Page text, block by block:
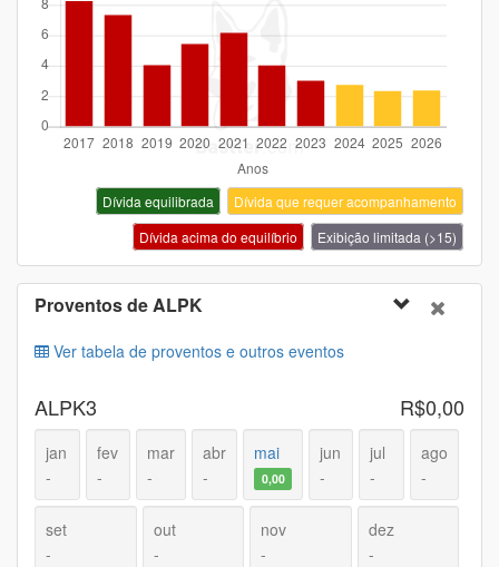
Dívida equilibrada
Dívida que requer acompanhamento
Dívida acima do equilíbrio
Exibição limitada (>15)
Proventos deALPK
Ver tabela de proventos e outros eventos
ALPK3 R$0,00
jan
-
fev
-
mar
-
abr
-
mai
0,00
jun
-
jul
-
ago
-
set
-
out
-
nov
-
dez
-